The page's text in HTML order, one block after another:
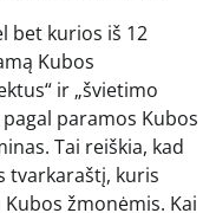
bet kurios iš 12
Kubos
ir „švietimo
pagal paramos Kubos
Tai reiškia, kad
tvarkaraštį, kuris
žmonėmis. Kai